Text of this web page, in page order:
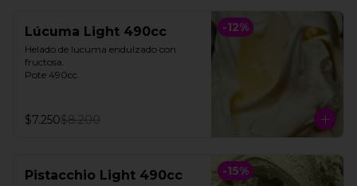
-12%
Lúcuma Light 490cc
Helado de lucuma endulzado con
fructosa.
Pote 490cc.
$7.250$8.200
-15%
Pistacchio Light 490cc